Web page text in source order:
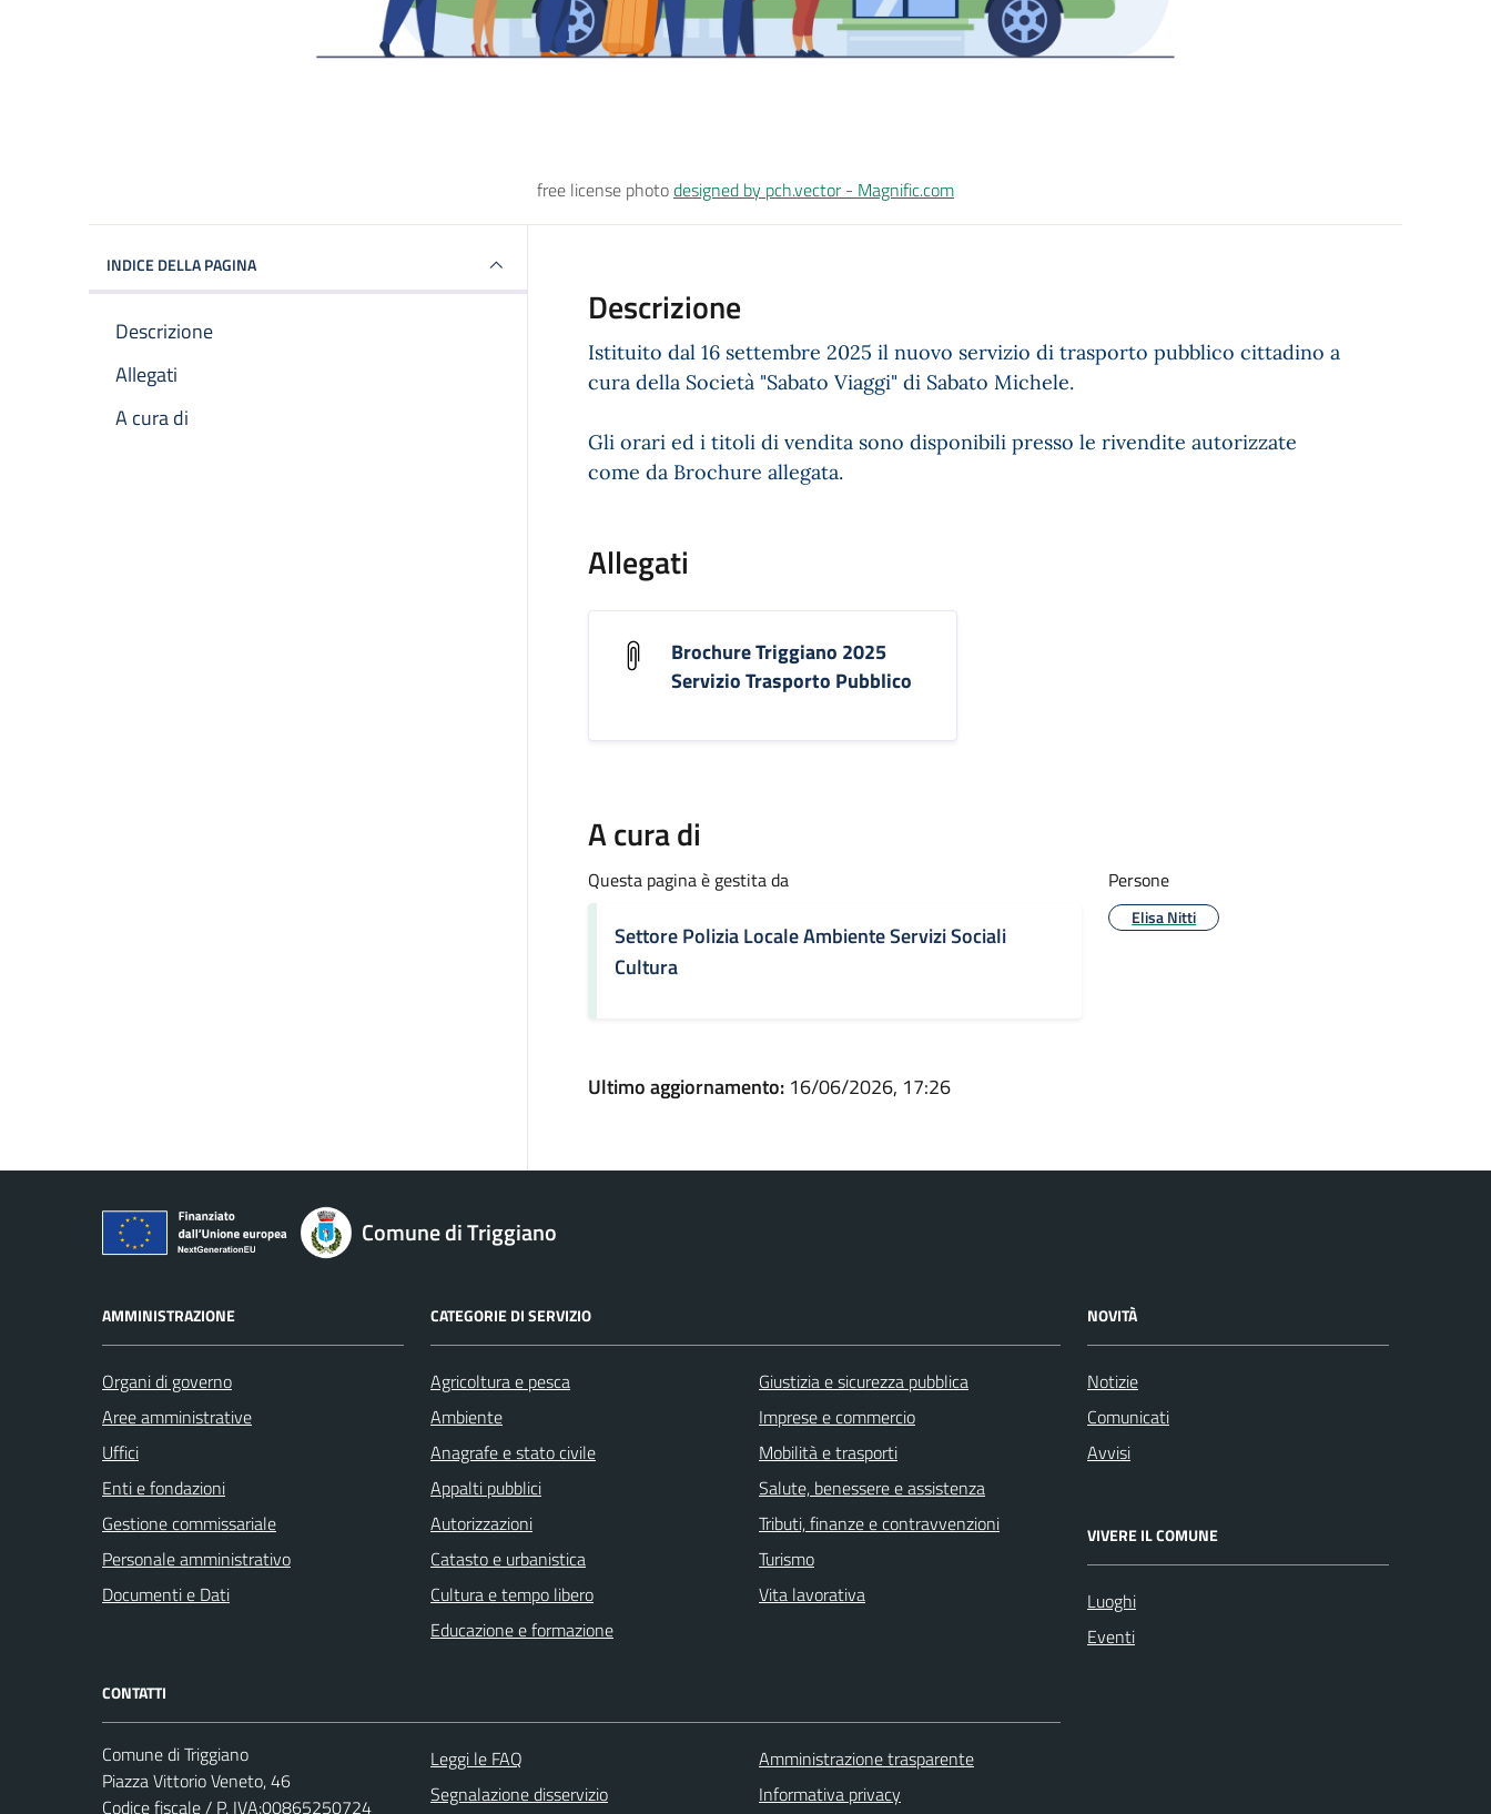
free license photodesigned by pch.vector - Magnific.com
INDICE DELLA PAGINA
Descrizione
Allegati
A cura di
Descrizione
Istituito dal 16 settembre 2025 il nuovo servizio di trasporto pubblico cittadino a
cura della Società "Sabato Viaggi" di Sabato Michele.
Gli orari ed i titoli di vendita sono disponibili presso le rivendite autorizzate
come da Brochure allegata.
Allegati
Brochure Triggiano 2025
Servizio Trasporto Pubblico
A cura di
Questa pagina è gestita da
Settore Polizia Locale Ambiente Servizi Sociali
Cultura
Persone
Elisa Nitti
Ultimo aggiornamento: 16/06/2026, 17:26
Comune di Triggiano
AMMINISTRAZIONE
Organi di governo
Aree amministrative
Uffici
Enti e fondazioni
Gestione commissariale
Personale amministrativo
Documenti e Dati
CATEGORIE DI SERVIZIO
Agricoltura e pesca
Ambiente
Anagrafe e stato civile
Appalti pubblici
Autorizzazioni
Catasto e urbanistica
Cultura e tempo libero
Educazione e formazione
Giustizia e sicurezza pubblica
Imprese e commercio
Mobilità e trasporti
Salute, benessere e assistenza
Tributi, finanze e contravvenzioni
Turismo
Vita lavorativa
NOVITÀ
Notizie
Comunicati
Avvisi
VIVERE IL COMUNE
Luoghi
Eventi
CONTATTI
Comune di Triggiano
Piazza Vittorio Veneto, 46
Codice fiscale / P. IVA:00865250724
Leggi le FAQ
Segnalazione disservizio
Amministrazione trasparente
Informativa privacy